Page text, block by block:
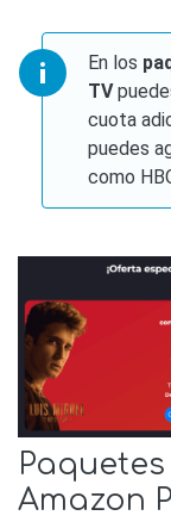
En los
TV
cuota
puedes
como
Amazon